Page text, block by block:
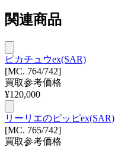
関連商品
ピカチュウex(SAR)
[MC. 764/742]
買取参考価格
¥120,000
リーリエのピッピex(SAR)
[MC. 765/742]
買取参考価格